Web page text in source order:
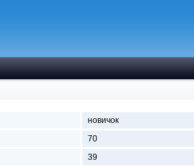
новичок
70
39